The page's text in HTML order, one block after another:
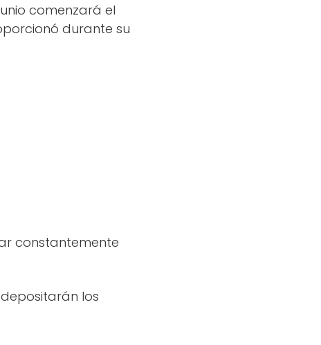
comenzará el
durante su
constantemente
los